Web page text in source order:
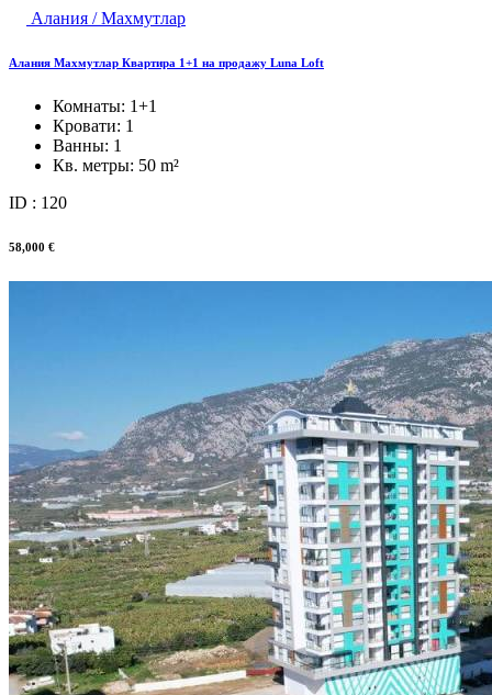
Алания / Махмутлар
Алания Махмутлар Квартира 1+1 на продажу Luna Loft
Комнаты: 1+1
Кровати: 1
Ванны: 1
Кв. метры: 50 m²
ID : 120
58,000 €